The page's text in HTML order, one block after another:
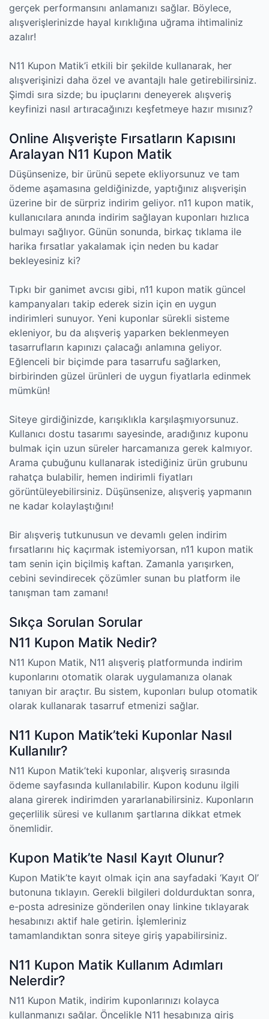
gerçek performansını anlamanızı sağlar. Böylece,
alışverişlerinizde hayal kırıklığına uğrama ihtimaliniz
azalır!
N11 Kupon Matik’i etkili bir şekilde kullanarak, her
alışverişinizi daha özel ve avantajlı hale getirebilirsiniz.
Şimdi sıra sizde; bu ipuçlarını deneyerek alışveriş
keyfinizi nasıl artıracağınızı keşfetmeye hazır mısınız?
Online Alışverişte Fırsatların Kapısını
Aralayan N11 Kupon Matik
Düşünsenize, bir ürünü sepete ekliyorsunuz ve tam
ödeme aşamasına geldiğinizde, yaptığınız alışverişin
üzerine bir de sürpriz indirim geliyor. n11 kupon matik,
kullanıcılara anında indirim sağlayan kuponları hızlıca
bulmayı sağlıyor. Günün sonunda, birkaç tıklama ile
harika fırsatlar yakalamak için neden bu kadar
bekleyesiniz ki?
Tıpkı bir ganimet avcısı gibi, n11 kupon matik güncel
kampanyaları takip ederek sizin için en uygun
indirimleri sunuyor. Yeni kuponlar sürekli sisteme
ekleniyor, bu da alışveriş yaparken beklenmeyen
tasarrufların kapınızı çalacağı anlamına geliyor.
Eğlenceli bir biçimde para tasarrufu sağlarken,
birbirinden güzel ürünleri de uygun fiyatlarla edinmek
mümkün!
Siteye girdiğinizde, karışıklıkla karşılaşmıyorsunuz.
Kullanıcı dostu tasarımı sayesinde, aradığınız kuponu
bulmak için uzun süreler harcamanıza gerek kalmıyor.
Arama çubuğunu kullanarak istediğiniz ürün grubunu
rahatça bulabilir, hemen indirimli fiyatları
görüntüleyebilirsiniz. Düşünsenize, alışveriş yapmanın
ne kadar kolaylaştığını!
Bir alışveriş tutkunusun ve devamlı gelen indirim
fırsatlarını hiç kaçırmak istemiyorsan, n11 kupon matik
tam senin için biçilmiş kaftan. Zamanla yarışırken,
cebini sevindirecek çözümler sunan bu platform ile
tanışman tam zamanı!
Sıkça Sorulan Sorular
N11 Kupon Matik Nedir?
N11 Kupon Matik, N11 alışveriş platformunda indirim
kuponlarını otomatik olarak uygulamanıza olanak
tanıyan bir araçtır. Bu sistem, kuponları bulup otomatik
olarak kullanarak tasarruf etmenizi sağlar.
N11 Kupon Matik’teki Kuponlar Nasıl
Kullanılır?
N11 Kupon Matik’teki kuponlar, alışveriş sırasında
ödeme sayfasında kullanılabilir. Kupon kodunu ilgili
alana girerek indirimden yararlanabilirsiniz. Kuponların
geçerlilik süresi ve kullanım şartlarına dikkat etmek
önemlidir.
Kupon Matik’te Nasıl Kayıt Olunur?
Kupon Matik’te kayıt olmak için ana sayfadaki ‘Kayıt Ol’
butonuna tıklayın. Gerekli bilgileri doldurduktan sonra,
e-posta adresinize gönderilen onay linkine tıklayarak
hesabınızı aktif hale getirin. İşlemleriniz
tamamlandıktan sonra siteye giriş yapabilirsiniz.
N11 Kupon Matik Kullanım Adımları
Nelerdir?
N11 Kupon Matik, indirim kuponlarınızı kolayca
kullanmanızı sağlar. Öncelikle N11 hesabınıza giriş